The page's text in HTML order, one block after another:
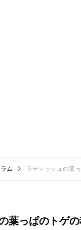
ム ラディッシュの葉っぱのトゲ
葉っぱのトゲ